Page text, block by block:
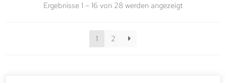
Ergebnisse 1 – 16 von 28 werden angezeigt
1 2